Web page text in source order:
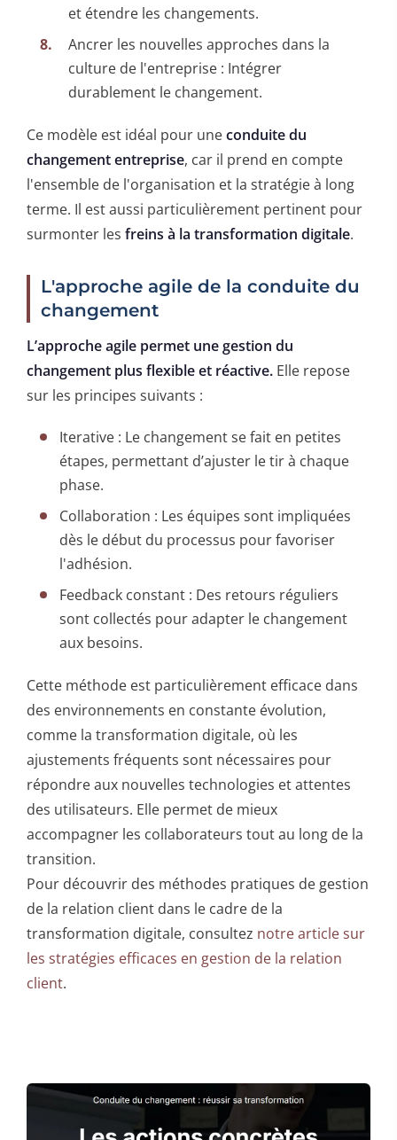
et étendre les changements.
Ancrer les nouvelles approches dans la
culture de l'entreprise : Intégrer
durablement le changement.
Ce modèle est idéal pour uneconduite du
changement entreprise, car il prend en compte
l'ensemble de l'organisation et la stratégie à long
terme. Il est aussi particulièrement pertinent pour
surmonter les freins à la transformation digitale.
L'approche agile de la conduite du
changement
L’approche agile permet une gestion du
changement plus flexible et réactive. Elle repose
sur les principes suivants :
Iterative : Le changement se fait en petites
étapes, permettant d’ajuster le tir à chaque
phase.
Collaboration : Les équipes sont impliquées
dès le début du processus pour favoriser
l'adhésion.
Feedback constant : Des retours réguliers
sont collectés pour adapter le changement
aux besoins.
Cette méthode est particulièrement efficace dans
des environnements en constante évolution,
comme la transformation digitale, où les
ajustements fréquents sont nécessaires pour
répondre aux nouvelles technologies et attentes
des utilisateurs. Elle permet de mieux
accompagner les collaborateurs tout au long de la
transition.
Pour découvrir des méthodes pratiques de gestion
de la relation client dans le cadre de la
transformation digitale, consultez notre article sur
les stratégies efficaces en gestion de la relation
client.